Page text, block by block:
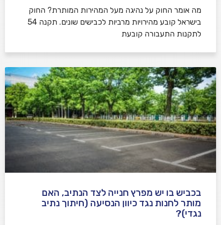
​מה אומר החוק על נהיגה מעל המהירות המותרת? החוק
בישראל קובע מהירויות מרביות לכבישים שונים. תקנה 54
לתקנות התעבורה קובעת
בכביש בו יש מפרץ חנייה לצד הנתיב, האם
מותר לחנות נגד כיוון הנסיעה (חיתוך נתיב
נגדי)?